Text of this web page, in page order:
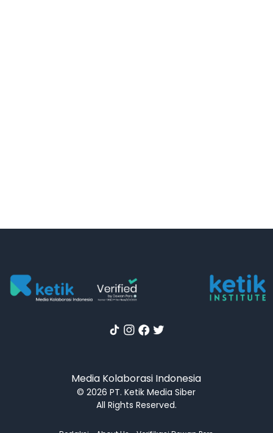
Media Kolaborasi Indonesia
© 2026 PT. Ketik Media Siber
All Rights Reserved.